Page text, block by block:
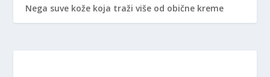
Nega suve kože koja traži više od obične kreme